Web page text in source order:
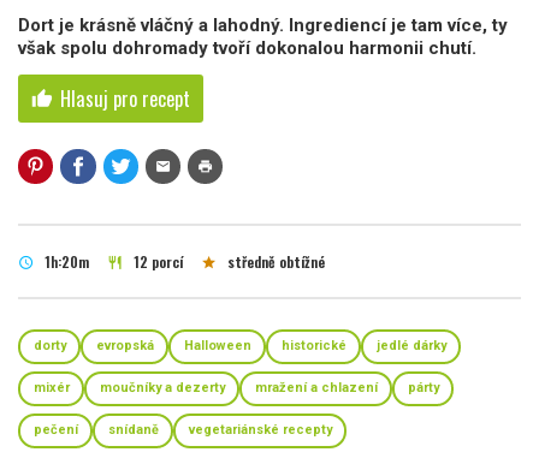
Dort je krásně vláčný a lahodný. Ingrediencí je tam více, ty
však spolu dohromady tvoří dokonalou harmonii chutí.
thumb_up Hlasuj pro recept
mail print
schedule 1h:20m restaurant 12 porcí star středně obtížné
dorty evropská Halloween historické jedlé dárky
mixér moučníky a dezerty mražení a chlazení párty
pečení snídaně vegetariánské recepty